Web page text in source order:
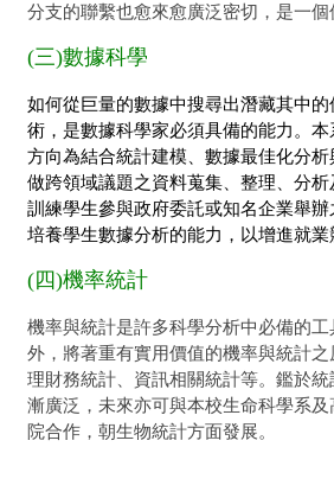
分支的聯繫也愈來愈廣泛密切，是一個
(三)數據科學
如何從巨量的數據中搜尋出潛藏其中
術，是數據科學家必須具備的能力。
方向為結合統計建模、數據最佳化分析
做跨領域議題之資料蒐集、整理、分
訓練學生參與政府委託或知名企業舉辦
培養學生數據分析的能力，以增進就業
(四)機率統計
機率與統計是許多科學分析中必備的
外，將著重有實用價值的機率與統計
理財務統計、資訊相關統計等。鑑於統
漸廣泛，未來亦可與本校生命科學系
院合作，朝生物統計方面發展。